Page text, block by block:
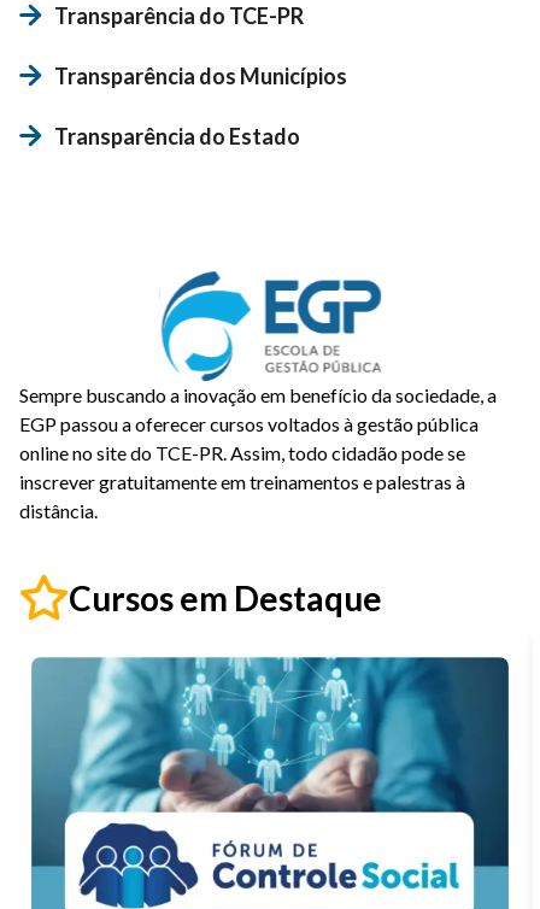
Transparência do TCE-PR
Transparência dos Municípios
Transparência do Estado
Sempre buscando a inovação em benefício da sociedade, a
EGP passou a oferecer cursos voltados à gestão pública
online no site do TCE-PR. Assim, todo cidadão pode se
inscrever gratuitamente em treinamentos e palestras à
distância.
Cursos em Destaque